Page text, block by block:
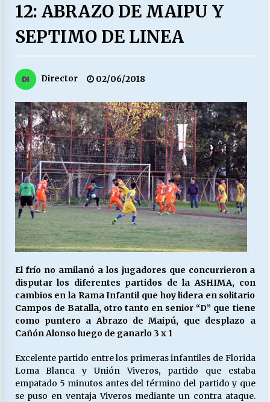
28/07/2026
“ORGULLOSOS DE SER DC” SALUDA EL
LABORAL:
13/07/2026
Escuela hospitalaria El Carmen de Maipu.
25/06/2026
¿Qué habrían dicho?
23/06/2026
16/06/2026
MUNICIPALIDADES, HONORARIOS, DESPIDOS
28/05/2026
Releyendo la Rerum Novarum a 135 años. “La
cuestión social hoy”.
16/05/2026
12: ABRAZO DE MAIPU Y
SEPTIMO DE LINEA
Director 02/06/2018
El frío no amilanó a los jugadores que concurrieron a
disputar los diferentes partidos de la ASHIMA, con
cambios en la Rama Infantil que hoy lidera en solitario
Campos de Batalla, otro tanto en senior “D” que tiene
como puntero a Abrazo de Maipú, que desplazo a
Cañón Alonso luego de ganarlo 3 x 1
Excelente partido entre los primeras infantiles de Florida
Loma Blanca y Unión Viveros, partido que estaba
empatado 5 minutos antes del término del partido y que
se puso en ventaja Viveros mediante un contra ataque.